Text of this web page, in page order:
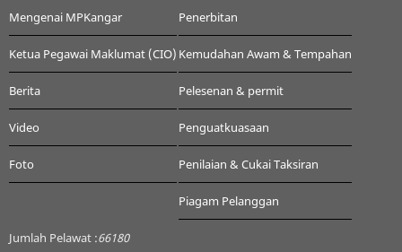
Mengenai MPKangar
Ketua Pegawai Maklumat (CIO)
Berita
Video
Foto
Penerbitan
Kemudahan Awam & Tempahan
Pelesenan & permit
Penguatkuasaan
Penilaian & Cukai Taksiran
Piagam Pelanggan
Jumlah Pelawat :66180